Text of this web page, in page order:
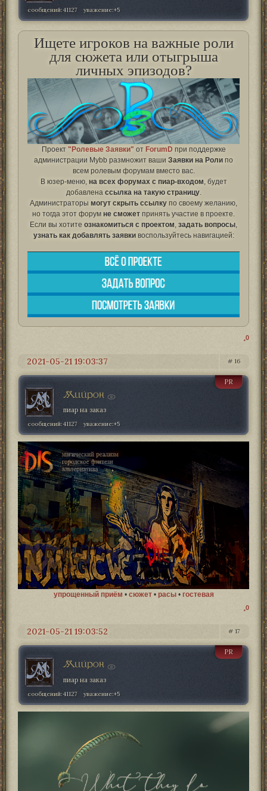
сообщений:41127 уважение:+5
Ищете игроков на важные роли
для сюжета или отыгрыша
личных эпизодов?
Проект "Ролевые Заявки" от ForumD при поддержке
администрации Mybb размножит ваши Заявки на Роли по
всем ролевым форумам вместо вас.
В юзер-меню, на всех форумах с пиар-входом , будет
добавлена ссылка на такую страницу.
Администраторы могут скрыть ссылку по своему желанию,
но тогда этот форум не сможет принять участие в проекте.
Если вы хотите ознакомиться с проектом задать вопросы
узнать как добавлять заявкивоспользуйтесь навигацией:
0
16
2021-05-21 19:03:37
Мийрон
PR
пиар на заказ
сообщений:41127 уважение:+5
упрощенный приём • сюжет• расы• гостевая
0
17
2021-05-21 19:03:52
Мийрон
PR
пиар на заказ
сообщений:41127 уважение:+5